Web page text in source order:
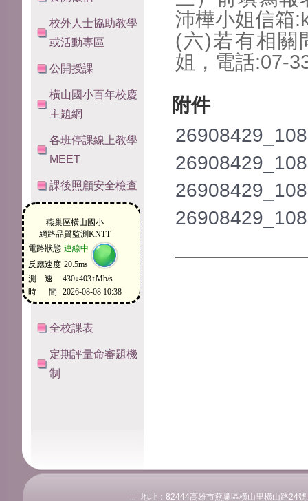
校外人士協助教學
或活動專區
公開授課
橫山國小百年校慶
主題網
各班停課線上教學
MEET
課後照顧安全檢查
全校課表
定期評量命審題機
制
沛樺小姐信箱:
(六)若有相關
姐，電話:07-
附件
::: 地址：82444高雄市燕巢區橫山里橫山路24